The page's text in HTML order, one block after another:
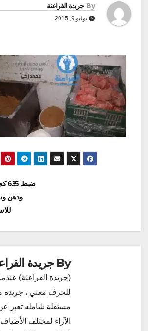
By جريدة الفراعنة
يوليو 9, 2015
ودهن
By جريدة
(جريدة الفراعنة)
للحرف معني ، جريده
مستقلة شامله تعبر
الآراء لمختلف